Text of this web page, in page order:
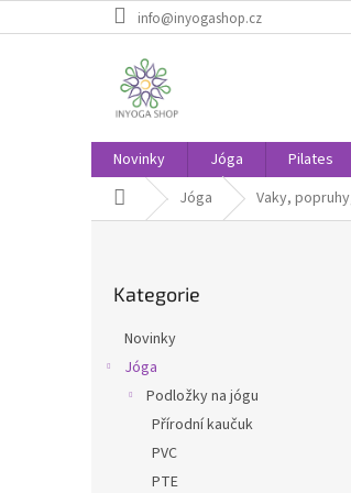
na
info@inyogashop.cz
Novinky Jóga Pilates
Domů Jóga Vaky,
kategorie
Kategorie
Novinky
Jóga
Podložky na jógu
Přírodní kaučuk
PVC
PTE